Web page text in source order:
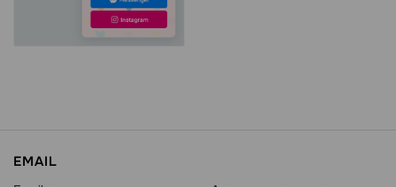
EMAIL